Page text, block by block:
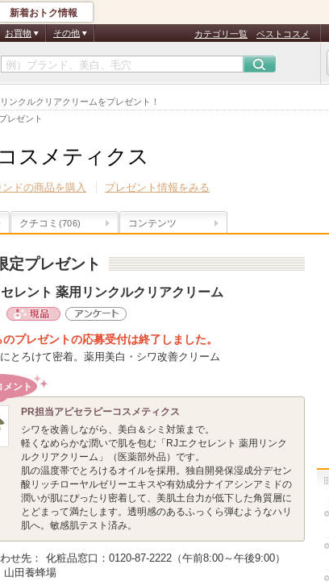
ンクルクリアクリームをプレゼント！
レゼント
新着おトク情報
お買物 その他 カテゴリ一覧 ベストコスメ
スメティクス
ンドの商品を購入 プレゼント情報をみる
クチコミ (706) コンテンツ
定プレゼント
レント 薬用リンクルクリアクリーム
現品
アンケート
プレゼントの応募受付は終了しました。
とろけて密着。薬用美白・シワ改善クリーム
メント
PR担当アピセラピーコスメティクス
シワを改善しながら、美白＆シミ対策まで。
軽くなめらかな潤いで肌を包む「RJエクセレント 薬用リンク
ルクリアクリーム」（医薬部外品）です。
肌の温度帯でとろけるオイルを採用。独自開発保湿成分デセン
酸リッチローヤルゼリーエキスや有効成分ナイアシンアミドの
潤いが肌にぴったり密着して、美肌土台力が低下した角質層に
とどまって満たします。透明感のあるふっくら弾むようなハリ
肌へ。敏感肌テスト済み。
せ先：
化粧品窓口：0120-87-2222（午前8:00～午後9:00）
山田養蜂場